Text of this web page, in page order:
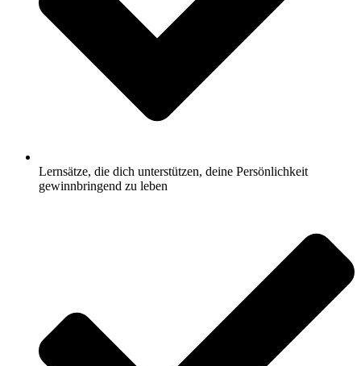
Lernsätze, die dich unterstützen, deine Persönlichkeit
gewinnbringend zu leben